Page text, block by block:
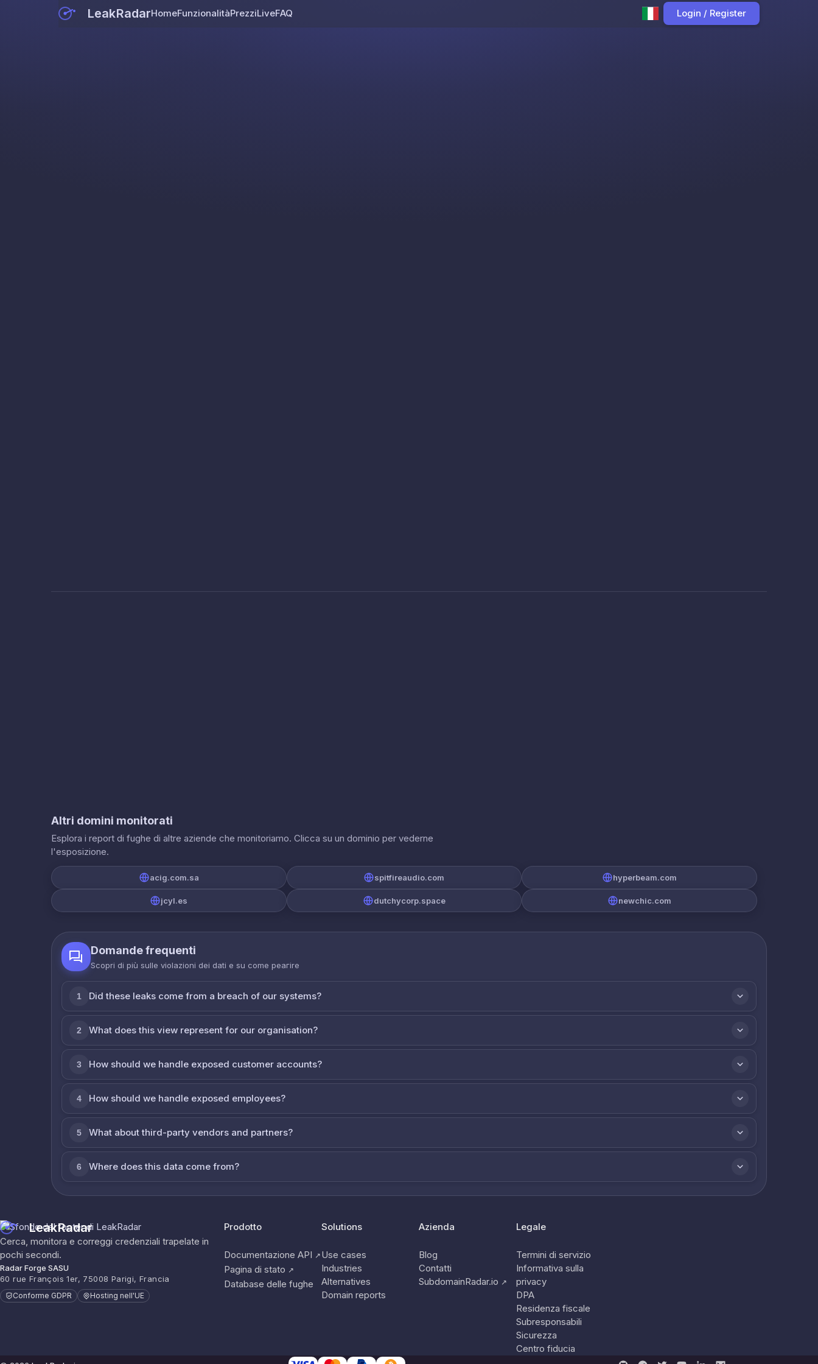
LeakRadarHomeFunzionalitàPrezziLiveFAQ Login / Register
Altri domini monitorati
Esplora i report di fughe di altre aziende che monitoriamo. Clicca su un dominio per vederne
l'esposizione.
acig.com.sa spitfireaudio.com hyperbeam.com
jcyl.es dutchycorp.space newchic.com
Domande frequenti
Scopri di più sulle violazioni dei dati e su come реагire
1 Did these leaks come from a breach of our systems?
2 What does this view represent for our organisation?
3 How should we handle exposed customer accounts?
4 How should we handle exposed employees?
5 What about third-party vendors and partners?
6 Where does this data come from?
LeakRadar
Cerca, monitora e correggi credenziali trapelate in
pochi secondi.
Radar Forge SASU
60 rue François 1er, 75008 Parigi, Francia
Conforme GDPR Hosting nell'UE
Prodotto
Documentazione API ↗
Pagina di stato ↗
Database delle fughe
Solutions
Use cases
Industries
Alternatives
Domain reports
Azienda
Blog
Contatti
SubdomainRadar.io ↗
Legale
Termini di servizio
Informativa sulla
privacy
DPA
Residenza fiscale
Subresponsabili
Sicurezza
Centro fiducia